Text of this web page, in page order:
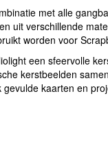
met alle
uit verschillende
worden voor
een sfeervolle
kerstbeelden
kaarten en